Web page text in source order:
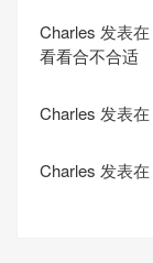
Charles 发表在
看看合不合适
Charles 发表在
Charles 发表在